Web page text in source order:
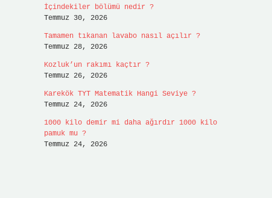
İçindekiler bölümü nedir ?
Temmuz 30, 2026
Tamamen tıkanan lavabo nasıl açılır ?
Temmuz 28, 2026
Kozluk’un rakımı kaçtır ?
Temmuz 26, 2026
Karekök TYT Matematik Hangi Seviye ?
Temmuz 24, 2026
1000 kilo demir mi daha ağırdır 1000 kilo
pamuk mu ?
Temmuz 24, 2026